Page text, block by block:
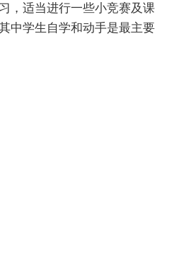
，适当进行一些小竞赛及课
中学生自学和动手是最主要